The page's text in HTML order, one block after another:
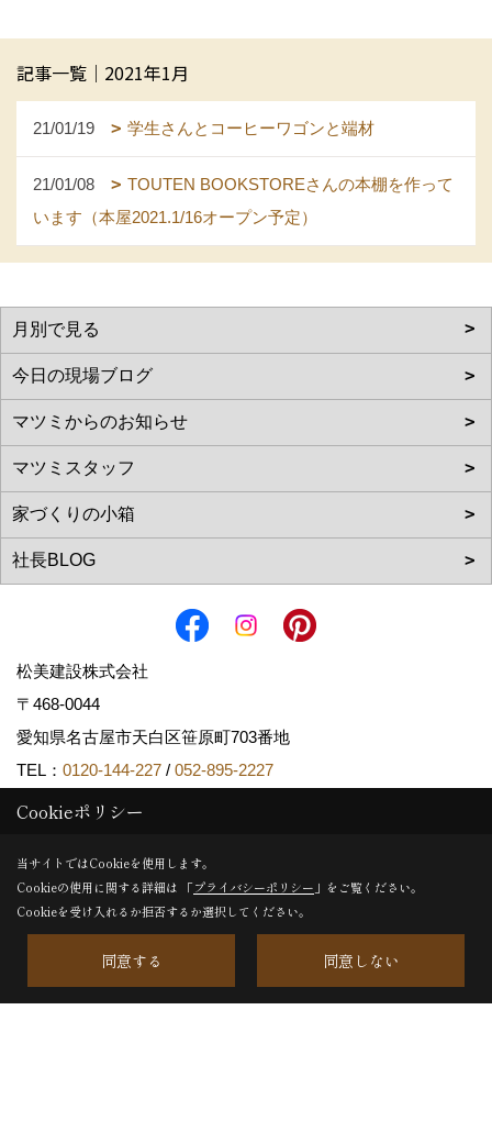
記事一覧｜2021年1月
21/01/19 学生さんとコーヒーワゴンと端材
21/01/08
TOUTEN BOOKSTOREさんの本棚を作って
います（本屋2021.1/16オープン予定）
松美建設株式会社
〒468-0044
愛知県名古屋市天白区笹原町703番地
TEL： 0120-144-227 / 052-895-2227
FAX：052-895-2950
＜定休日＞日曜日、第2土曜日、祝日
松美建設株式会社・木材加工工場・倉庫
〒4570021
名古屋市南区鶴里町3丁目50
Cookieポリシー
当サイトではCookieを使用します。
Cookieの使用に関する詳細は 「プライバシーポリシー 」をご覧ください。
Cookieを受け入れるか拒否するか選択してください。
同意する 同意しない